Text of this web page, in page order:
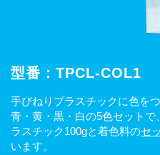
型番：TPCL-COL1
手びねりプラスチックに色を
青・黄・黒・白の5色セット
ラスチック100gと着色料のセ
います。